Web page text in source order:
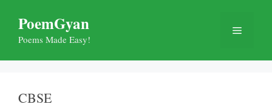
content
PoemGyan
Poems Made Easy!
Menu
CBSE